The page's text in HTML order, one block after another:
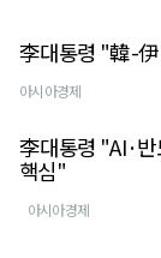
李대통령 "韓-伊
아시아경제
李대통령 "AI·
핵심"
아시아경제